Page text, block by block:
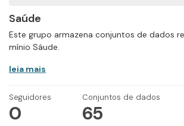
Saúde
Este grupo armazena conjuntos de dados
mínio Sáude.
leia mais
Seguidores
0
Conjuntos de dados
65